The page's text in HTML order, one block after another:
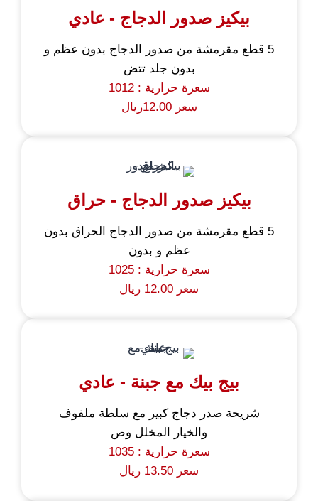
بيكيز صدور الدجاج - عادي
5 قطع مقرمشة من صدور الدجاج بدون عظم و
بدون جلد تتض
سعرة حرارية : 1012
سعر 12.00ريال
بيكيز صدور الدجاج - حراق
5 قطع مقرمشة من صدور الدجاج الحراق بدون
عظم و بدون
سعرة حرارية : 1025
سعر 12.00 ريال
بيج بيك مع جبنة - عادي
شريحة صدر دجاج كبير مع سلطة ملفوف
والخيار المخلل وص
سعرة حرارية : 1035
سعر 13.50 ريال